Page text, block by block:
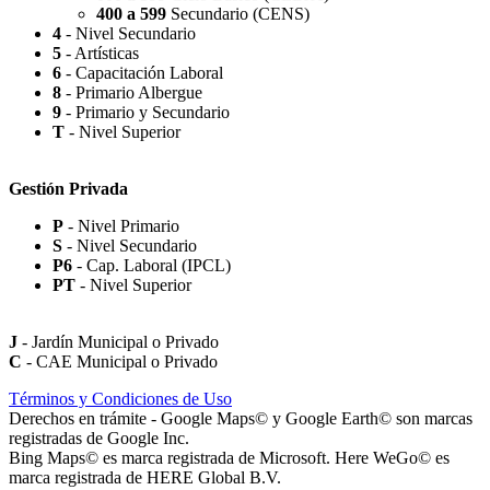
Patio del Centro
Rotonda Paso
Paseo Virgen de la Carrodilla - Patrona de los Viñedos
400 a 599 Secundario (CENS)
4 - Nivel Secundario
5 - Artísticas
6 - Capacitación Laboral
8 - Primario Albergue
9 - Primario y Secundario
T - Nivel Superior
Gestión Privada
P - Nivel Primario
S - Nivel Secundario
P6 - Cap. Laboral (IPCL)
PT - Nivel Superior
J - Jardín Municipal o Privado
C - CAE Municipal o Privado
Términos y Condiciones de Uso
Derechos en trámite - Google Maps© y Google Earth© son marcas
registradas de Google Inc.
Bing Maps© es marca registrada de Microsoft. Here WeGo© es
marca registrada de HERE Global B.V.